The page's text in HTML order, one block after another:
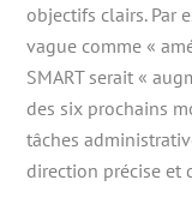
objectifs clairs. Par
vague comme «
SMART serait «
des six prochains
tâches
direction précise et